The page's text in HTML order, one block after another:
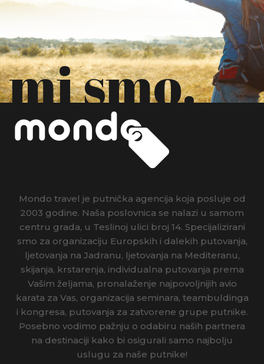
mi smo.
Mondo travel je putnička agencija koja posluje od
2003 godine. Naša poslovnica se nalazi u samom
centru grada, u Teslinoj ulici broj 14. Specijalizirani
smo za organizaciju Europskih i dalekih putovanja,
ljetovanja na Jadranu, ljetovanja na Mediteranu,
skijanja, krstarenja, individualna putovanja prema
Vašim željama, pronalaženje najpovoljnijih avio
karata za Vas, organizacija seminara, teambuldinga
i kongresa, putovanja za zatvorene grupe putnike.
Posebno vodimo pažnju o odabiru naših partnera
na destinaciji kako bi osigurali samo najbolju
uslugu za naše putnike!